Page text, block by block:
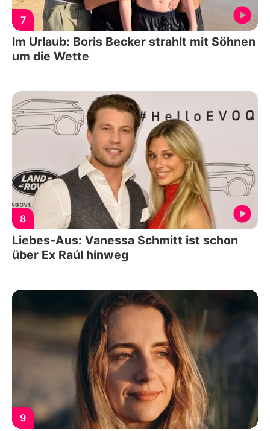
7
Im Urlaub: Boris Becker strahlt mit Söhnen
um die Wette
8
Liebes-Aus: Vanessa Schmitt ist schon
über Ex Raúl hinweg
9